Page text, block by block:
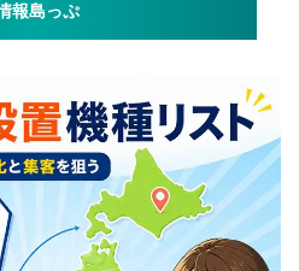
報島っぷ